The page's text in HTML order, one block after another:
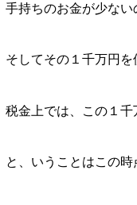
手持ちのお金が少ない
そしてその１千万円を
税金上では、この１千
と、いうことはこの時